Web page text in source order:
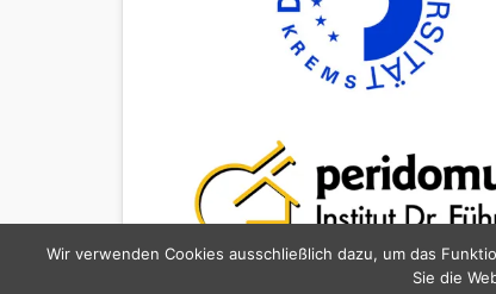
Wir verwenden Cookies ausschließlich dazu, um das
Sie die